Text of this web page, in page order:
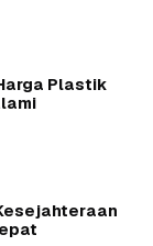
Plastik